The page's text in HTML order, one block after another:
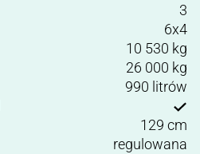
3
6x4
10 530 kg
26 000 kg
990 litrów
129 cm
regulowana